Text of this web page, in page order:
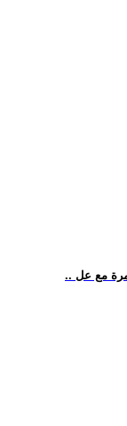
مرة مع عل